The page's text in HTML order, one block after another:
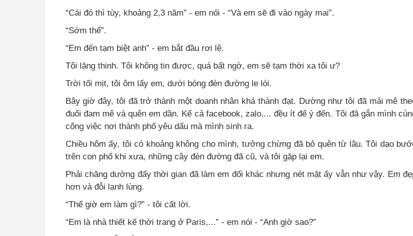
“Cái đó thì tùy, khoảng 2,3 năm” - em nói - “Và em sẽ đi vào ngày mai”.
“Sớm thế”.
“Em đến tạm biệt anh” - em bắt đầu rơi lệ.
Tôi lặng thinh. Tôi không tin được, quá bất ngờ, em sẽ tạm thời xa tôi ư?
Trời tối mịt, tôi ôm lấy em, dưới bóng đèn đường le lói.
Bây giờ đây, tôi đã trở thành một doanh nhân khá thành đạt. Dường như tôi đã mải mê
đuổi đam mê và quên em dần. Kể cả facebook, zalo,... đều ít để ý đến. Tôi đã gắn mình
công việc nơi thành phố yêu dấu mà mình sinh ra.
Chiều hôm ấy, tôi có khoảng không cho mình, tưởng chừng đã bỏ quên từ lâu. Tôi dạo
trên con phố khi xưa, những cây đèn đường đã cũ, và tôi gặp lại em.
Phải chăng dường đấy thời gian đã làm em đổi khác nhưng nét mặt ấy vẫn như vậy. Em
hơn và đỗi lạnh lùng.
“Thế giờ em làm gì?” - tôi cất lời.
“Em là nhà thiết kế thời trang ở Paris,...” - em nói - “Anh giờ sao?”